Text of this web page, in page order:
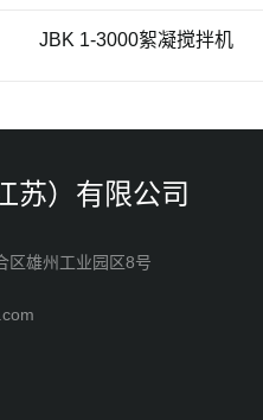
1-3000絮凝搅拌机
苏）有限公司
区雄州工业园区8号